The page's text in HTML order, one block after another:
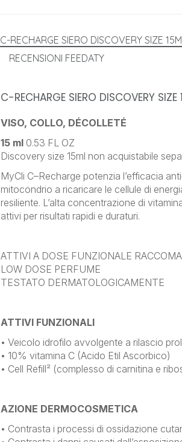
C-RECHARGE SIERO DISCOVERY SIZE
RECENSIONI FEEDATY
C-RECHARGE SIERO DISCOVERY SIZE
VISO, COLLO, DÉCOLLETÉ
15 ml 0.53 FL OZ
Discovery size 15ml non acquistabile
MyCli C–Recharge potenzia l’efficacia
mitocondrio a ricaricare le cellule di
resiliente. L’alta concentrazione di
attivi per risultati rapidi e duraturi.
ATTIVI A DOSE FUNZIONALE
LOW DOSE PERFUME
TESTATO DERMATOLOGICAMENTE
ATTIVI FUNZIONALI
• Veicolo idrofilo avvolgente a rilascio
• 10% vitamina C (Acido Etil Ascorbico)
• Cell Refill² (complesso di carnitina e
AZIONE DERMOCOSMETICA
• Contrasta i processi di ossidazione